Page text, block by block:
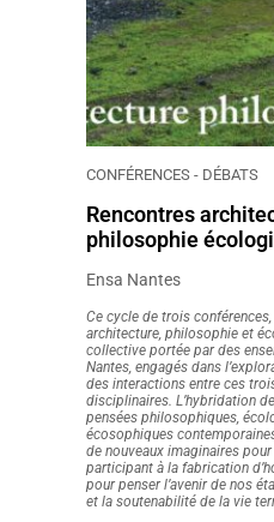
CONFÉRENCES - DÉBATS
Rencontres
philosophie
Ensa Nantes
Ce cycle de trois
architecture, philosophie et
collective portée par des
Nantes, engagés dans
des interactions entre ces
disciplinaires. L’hybridation
pensées philosophiques,
écosophiques
de nouveaux imaginaires
participant à la fabrication
pour penser l’avenir de nos
et la soutenabilité de la vie